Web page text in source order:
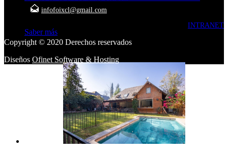
En Venta
Saber más
$245.068.740
infofoixcl@gmail.com
INTRANET
Copyright © 2020 Derechos reservados
Diseños Ofinet Software & Hosting